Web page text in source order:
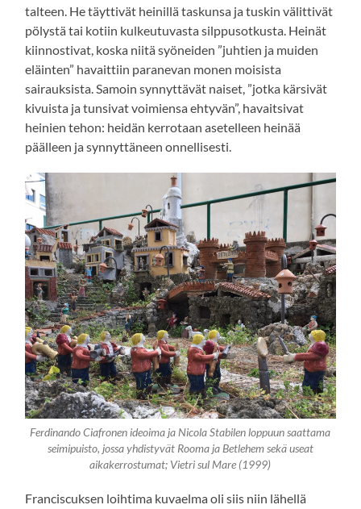
talteen. He täyttivät heinillä taskunsa ja tuskin välittivät
pölystä tai kotiin kulkeutuvasta silppusotkusta. Heinät
kiinnostivat, koska niitä syöneiden ”juhtien ja muiden
eläinten” havaittiin paranevan monen moisista
sairauksista. Samoin synnyttävät naiset, ”jotka kärsivät
kivuista ja tunsivat voimiensa ehtyvän”, havaitsivat
heinien tehon: heidän kerrotaan asetelleen heinää
päälleen ja synnyttäneen onnellisesti.
Ferdinando Ciafronen ideoima ja Nicola Stabilen loppuun saattama
seimipuisto, jossa yhdistyvät Rooma ja Betlehem sekä useat
aikakerrostumat; Vietri sul Mare (1999)
Franciscuksen loihtima kuvaelma oli siis niin lähellä